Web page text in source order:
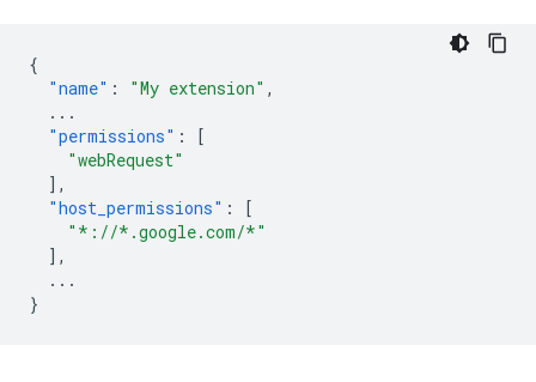
{
"name" : "My extension" ,
...
"permissions" :
[
"webRequest"
],
"host_permissions" :
[
"*://*.google.com/*"
],
...
}